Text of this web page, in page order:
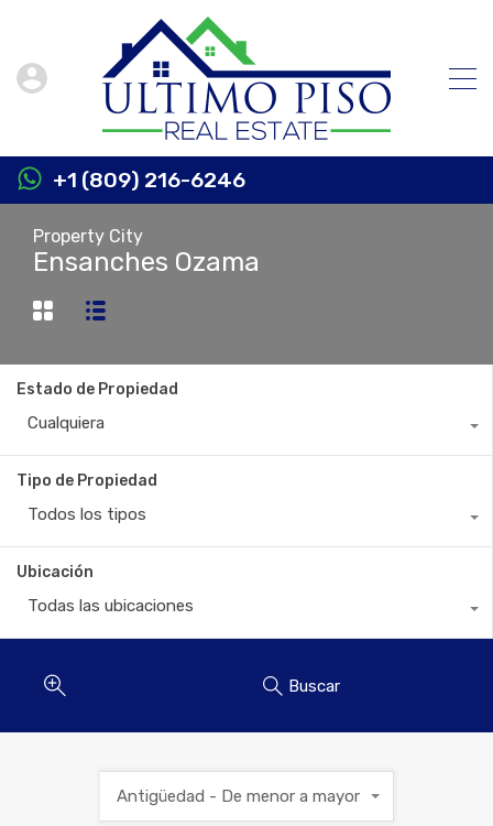
+1 (809) 216-6246
Property City
Ensanches Ozama
Estado de Propiedad
Cualquiera
Tipo de Propiedad
Todos los tipos
Ubicación
Todas las ubicaciones
Buscar
Antigüedad - De menor a mayor